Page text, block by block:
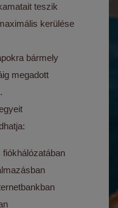
teszik
kerülése
bármely
megadott